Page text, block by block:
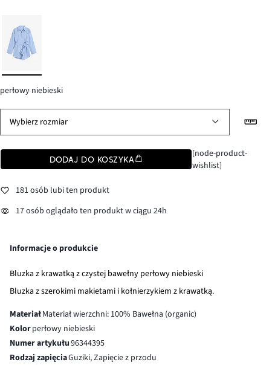
perłowy niebieski
Wybierz rozmiar
DODAJ DO KOSZYKA
[node-product-
wishlist]
181 osób lubi ten produkt
17 osób oglądało ten produkt w ciągu 24h
Informacje o produkcie
Bluzka z krawatką z czystej bawełny perłowy niebieski
Bluzka z szerokimi makietami i kołnierzykiem z krawatką.
MateriałMateriał wierzchni: 100% Bawełna (organic)
Kolorperłowy niebieski
Numer artykułu96344395
Rodzaj zapięciaGuziki, Zapięcie z przodu